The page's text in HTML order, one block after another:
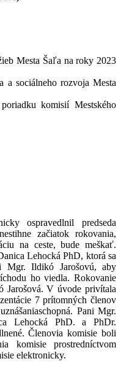
Mesta Šaľa na roky 2023
a sociálneho rozvoja Mesta
komisií Mestského
ospravedlnil predseda
začiatok rokovania,
na ceste, bude meškať.
Lehocká PhD, ktorá sa
Mgr. Ildikó Jarošovú, aby
ho viedla. Rokovanie
Jarošová. V úvode privítala
7 prítomných členov
Pani Mgr.
Lehocká PhD. a PhDr.
Členovia komisie boli
komisie prostredníctvom
elektronicky.